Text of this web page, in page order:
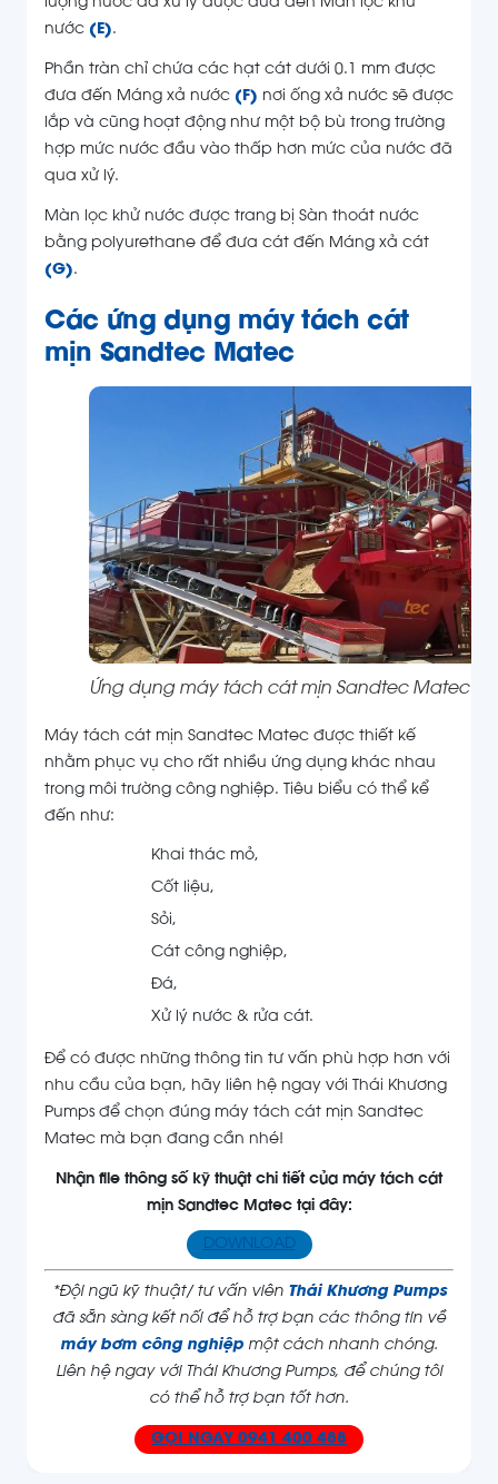
lượng nước đã xử lý được đưa đến Màn lọc khử
nước (E).
Phần tràn chỉ chứa các hạt cát dưới 0.1 mm được
đưa đến Máng xả nước (F) nơi ống xả nước sẽ được
lắp và cũng hoạt động như một bộ bù trong trường
hợp mức nước đầu vào thấp hơn mức của nước đã
qua xử lý.
Màn lọc khử nước được trang bị Sàn thoát nước
bằng polyurethane để đưa cát đến Máng xả cát
(G).
Các ứng dụng máy tách cát
mịn Sandtec Matec
Ứng dụng máy tách cát mịn Sandtec Matec
Máy tách cát mịn Sandtec Matec được thiết kế
nhằm phục vụ cho rất nhiều ứng dụng khác nhau
trong môi trường công nghiệp. Tiêu biểu có thể kể
đến như:
Khai thác mỏ,
Cốt liệu,
Sỏi,
Cát công nghiệp,
Đá,
Xử lý nước & rửa cát.
Để có được những thông tin tư vấn phù hợp hơn với
nhu cầu của bạn, hãy liên hệ ngay với Thái Khương
Pumps để chọn đúng máy tách cát mịn Sandtec
Matec mà bạn đang cần nhé!
Nhận file thông số kỹ thuật chi tiết của máy tách cát
mịn Sandtec Matec tại đây:
DOWNLOAD
*Đội ngũ kỹ thuật/ tư vấn viên Thái Khương Pumps
đã sẵn sàng kết nối để hỗ trợ bạn các thông tin về
máy bơm công nghiệp một cách nhanh chóng.
Liên hệ ngay với Thái Khương Pumps, để chúng tôi
có thể hỗ trợ bạn tốt hơn.
GỌI NGAY 0941 400 488